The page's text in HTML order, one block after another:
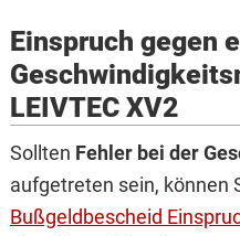
Einspruch gegen
LEIVTEC XV2
Sollten Fehler bei der
aufgetreten sein, können
Bußgeldbescheid